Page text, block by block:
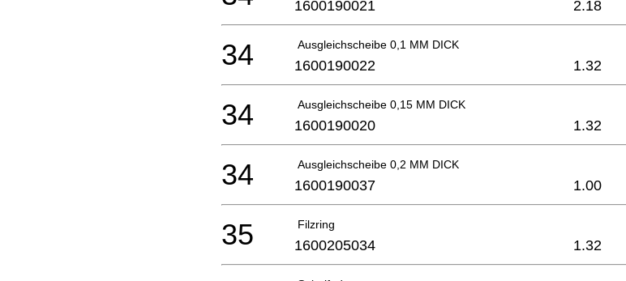
1600190021 2.18
Ausgleichscheibe 0,1 MM DICK
34 1600190022 1.32
Ausgleichscheibe 0,15 MM DICK
34 1600190020 1.32
Ausgleichscheibe 0,2 MM DICK
34 1600190037 1.00
Filzring
35 1600205034 1.32